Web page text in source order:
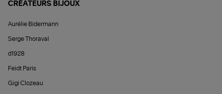
CRÉATEURS BIJOUX
Aurélie Bidermann
Serge Thoraval
d1928
Feidt Paris
Gigi Clozeau